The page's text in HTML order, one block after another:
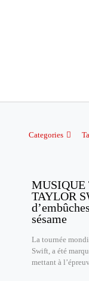
Categories
MUSIQUE
TAYLOR
sésame
La tournée
Swift, a été
mettant à